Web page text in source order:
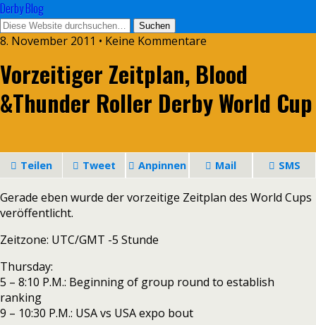
Derby Blog
8. November 2011 • Keine Kommentare
Vorzeitiger Zeitplan, Blood
&Thunder Roller Derby World Cup
Teilen Tweet Anpinnen Mail SMS
Gerade eben wurde der vorzeitige Zeitplan des World Cups
veröffentlicht.
Zeitzone: UTC/GMT -5 Stunde
Thursday:
5 – 8:10 P.M.: Beginning of group round to establish
ranking
9 – 10:30 P.M.: USA vs USA expo bout